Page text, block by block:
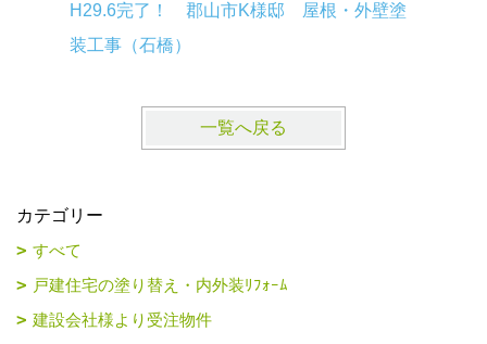
H29.6完了！ 郡山市K様邸 屋根・外壁塗
装工事（石橋）
一覧へ戻る
カテゴリー
すべて
戸建住宅の塗り替え・内外装ﾘﾌｫｰﾑ
建設会社様より受注物件